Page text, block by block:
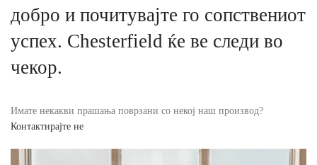
добро и почитувајте го сопствениот
успех. Chesterfield ќе ве следи во
чекор.
Имате некакви прашања поврзани со некој наш производ?
Контактирајте не